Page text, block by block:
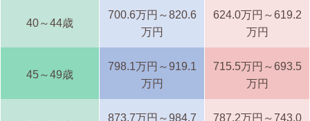
40～44歳
700.6万円～820.6
万円
624.0万円～619.2
万円
45～49歳
798.1万円～919.1
万円
715.5万円～693.5
万円
873.7万円～984.7
787.2万円～743.0